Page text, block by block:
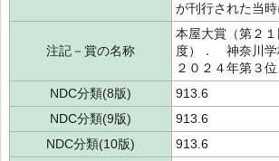
が刊行された当
注記－賞の名称
本屋大賞（第２
度）． 神奈川
２０２４年第３位
NDC分類(8版)
913.6
NDC分類(9版)
913.6
NDC分類(10版)
913.6